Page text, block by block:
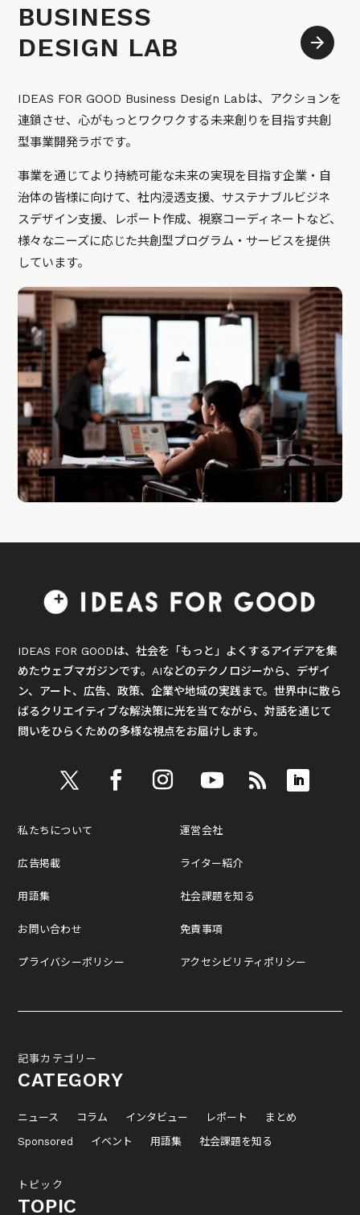
BUSINESS
DESIGN LAB
IDEAS FOR GOOD Business Design Labは、アクションを
連鎖させ、心がもっとワクワクする未来創りを目指す共創
型事業開発ラボです。
事業を通じてより持続可能な未来の実現を目指す企業・自
治体の皆様に向けて、社内浸透支援、サステナブルビジネ
スデザイン支援、レポート作成、視察コーディネートなど、
様々なニーズに応じた共創型プログラム・サービスを提供
しています。
IDEAS FOR GOODは、社会を「もっと」よくするアイデアを集
めたウェブマガジンです。AIなどのテクノロジーから、デザイ
ン、アート、広告、政策、企業や地域の実践まで。世界中に散ら
ばるクリエイティブな解決策に光を当てながら、対話を通じて
問いをひらくための多様な視点をお届けします。
私たちについて
広告掲載
用語集
お問い合わせ
プライバシーポリシー
運営会社
ライター紹介
社会課題を知る
免責事項
アクセシビリティポリシー
記事カテゴリー
CATEGORY
ニュース コラム インタビュー レポート
まとめ
Sponsored
イベント 用語集 社会課題を知る
トピック
TOPIC